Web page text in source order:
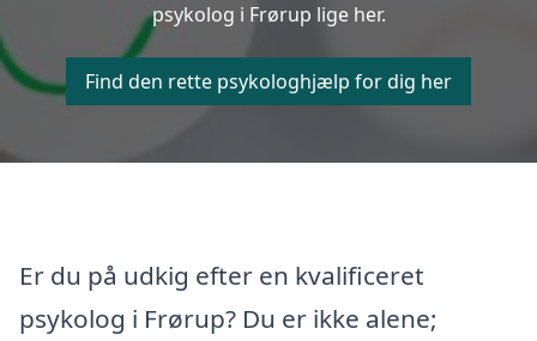
psykolog i Frørup lige her.
Find den rette psykologhjælp for dig her
Er du på udkig efter en kvalificeret
psykolog i Frørup? Du er ikke alene;